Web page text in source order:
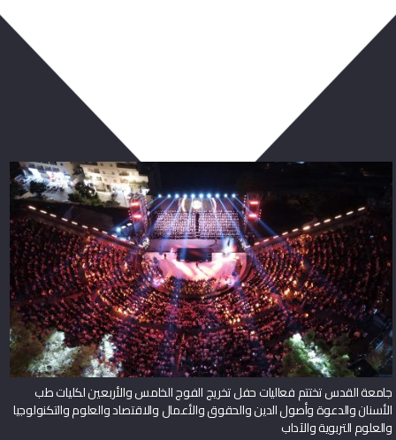
جامعة القدس تختتم فعاليات حفل تخريج الفوج الخامس والأربعين لكليات طب
الأسنان والدعوة وأصول الدين والحقوق والأعمال والاقتصاد والعلوم والتكنولوجيا
والعلوم التربوية والآداب